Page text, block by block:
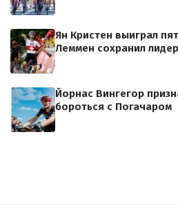
Ян Кристен выиграл
Леммен сохранил
Йорнас Вингегор
бороться с Погачаром